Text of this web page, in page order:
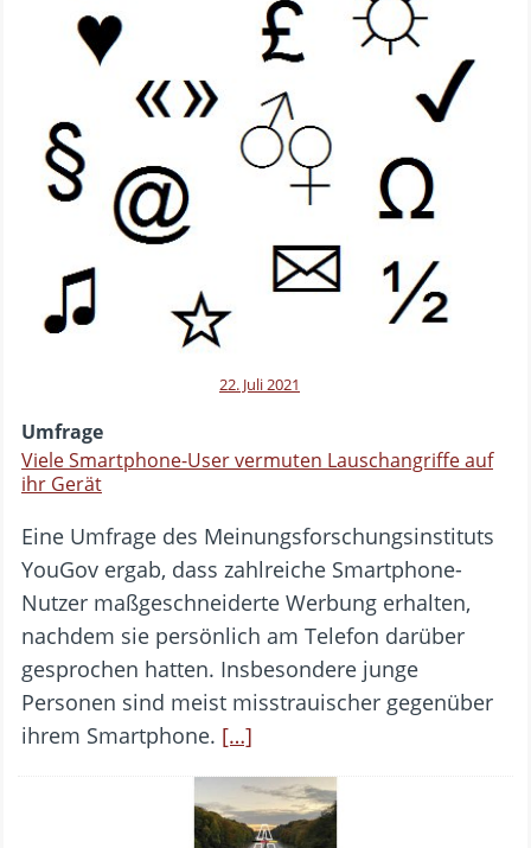
22. Juli 2021
Umfrage
Viele Smartphone-User vermuten Lauschangriffe auf
ihr Gerät
Eine Umfrage des Meinungsforschungsinstituts
YouGov ergab, dass zahlreiche Smartphone-
Nutzer maßgeschneiderte Werbung erhalten,
nachdem sie persönlich am Telefon darüber
gesprochen hatten. Insbesondere junge
Personen sind meist misstrauischer gegenüber
ihrem Smartphone. […]